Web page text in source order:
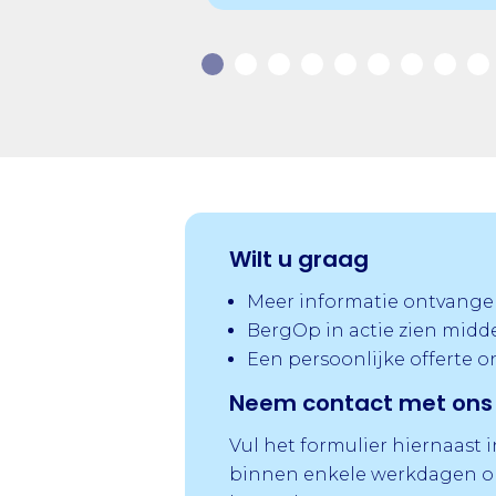
Wilt u graag
Meer informatie
BergOp in actie zien
Een persoonlijke offerte
Neem contact met
Vul het formulier hiernaast
binnen enkele werkdagen